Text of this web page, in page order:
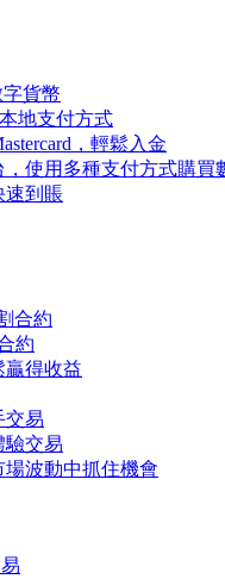
字貨幣
地支付方式
，輕鬆入金
使用多種支付方式購買
速到賬
合約
約
贏得收益
交易
驗交易
波動中抓住機會